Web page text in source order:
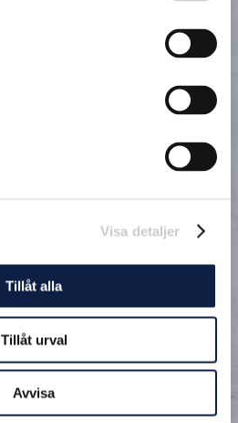
Visa detaljer
Tillåt alla
Tillåt urval
Avvisa